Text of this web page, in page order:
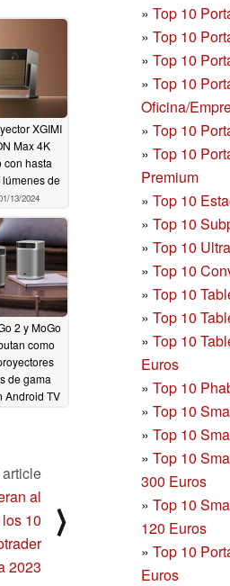
» Top 10
» Top 10
» Top 10
» Top 10
Oficina/
» Top 10
» Top 10
Premium
» Top 10
» Top 10
» Top 10
» Top 10
» Top 10
» Top 10
» Top 10
Euros
» Top 10
» Top 10
» Top 10
» Top 10
300 Euros
» Top 10
120 Euros
» Top 10
Euros
XGIMI
Max 4K
con hasta
lúmenes de
13/2024
2 y MoGo
como
de gama
Android TV
al
10
2023
⟩